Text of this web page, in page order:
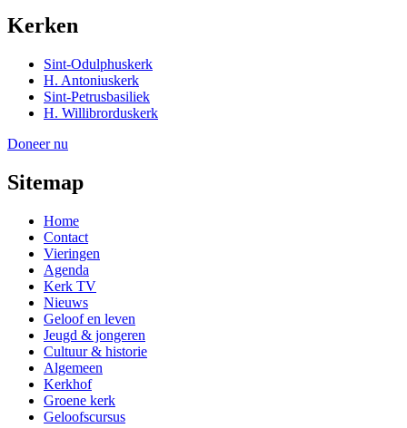
Kerken
Sint-Odulphuskerk
H. Antoniuskerk
Sint-Petrusbasiliek
H. Willibrorduskerk
Doneer nu
Sitemap
Home
Contact
Vieringen
Agenda
Kerk TV
Nieuws
Geloof en leven
Jeugd & jongeren
Cultuur & historie
Algemeen
Kerkhof
Groene kerk
Geloofscursus